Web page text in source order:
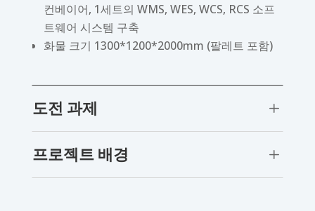
컨베이어, 1세트의 WMS, WES, WCS, RCS 소프
트웨어 시스템 구축
화물 크기 1300*1200*2000mm (팔레트 포함)
도전 과제 L
프로젝트 배경 L